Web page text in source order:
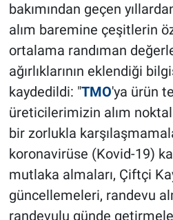
bakımından geçen
alım baremine çeşitlerin
ortalama randıman
ağırlıklarının eklendiği
kaydedildi: "TMO'ya ürün
üreticilerimizin alım
bir zorlukla
koronavirüse (Kovid-19)
mutlaka almaları, Çiftçi
güncellemeleri, randevu
randevulu günde